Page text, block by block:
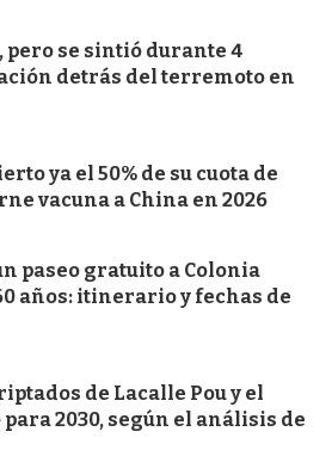
pero se sintió durante 4
detrás del terremoto en
ya el 50% de su cuota de
vacuna a China en 2026
paseo gratuito a Colonia
años: itinerario y fechas de
de Lacalle Pou y el
2030, según el análisis de